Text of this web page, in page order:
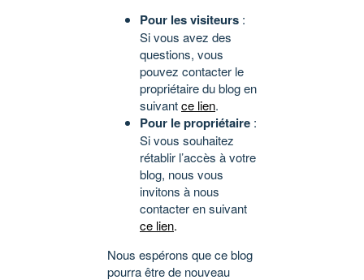
Pour les visiteurs :
Si vous avez des
questions, vous
pouvez contacter le
propriétaire du blog en
suivantce lien.
Pour le propriétaire :
Si vous souhaitez
rétablir l’accès à votre
blog, nous vous
invitons à nous
contacter en suivant
ce lien.
Nous espérons que ce blog
pourra être de nouveau